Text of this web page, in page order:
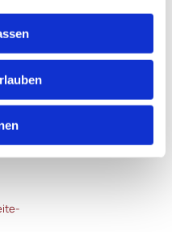
Artikel
GmbH 2025, mohltied! –